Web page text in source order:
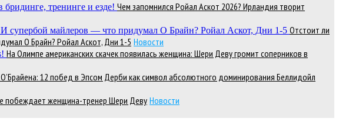
Чем запомнился Ройал Аскот 2026? Ирландия творит
Отстоит ли
О Брайн? Ройал Аскот, Дни 1-5 Новости
На Олимпе американских скачек появилась женщина: Шери Деву громит соперников в
12 побед в Эпсом Дерби как символ абсолютного доминирования Беллидойл
побеждает женщина-тренер Шери Деву Новости